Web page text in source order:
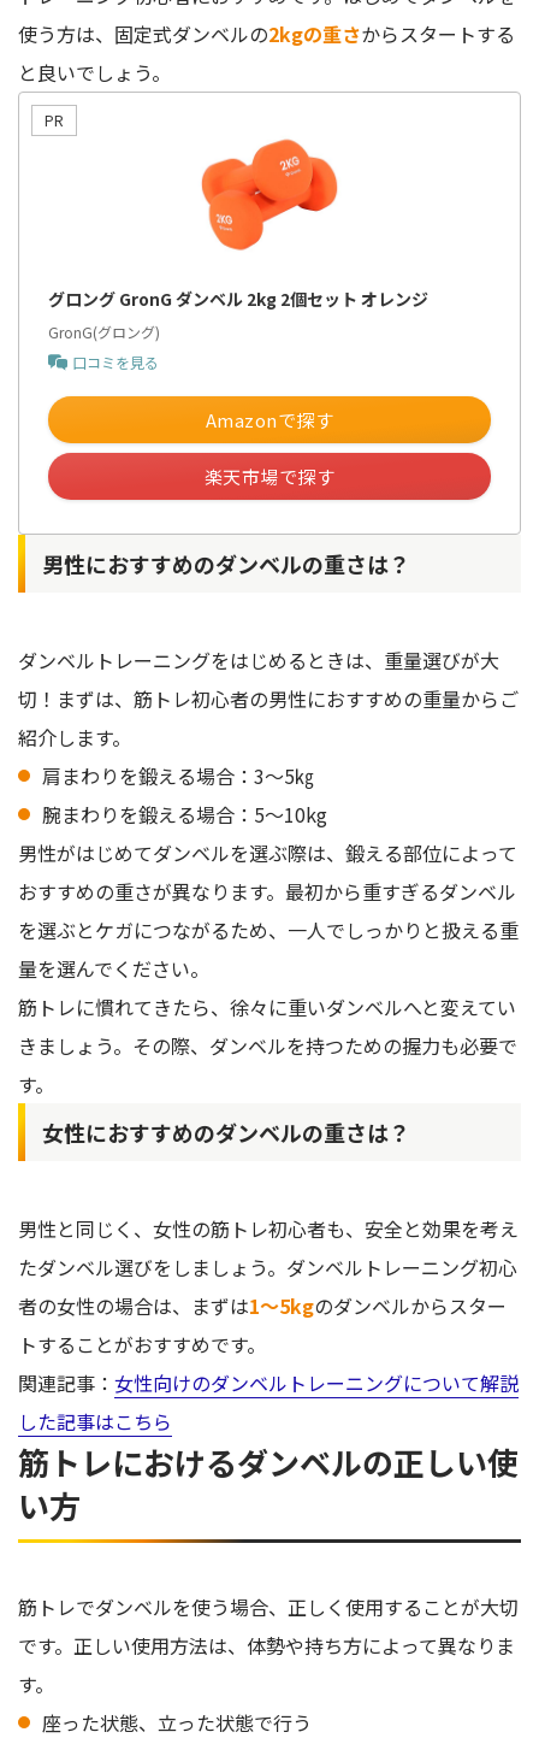
使う方は、固定式ダンベルの2kgの重さからスタートする
と良いでしょう。
グロング GronG ダンベル 2kg 2個セット オレンジ
GronG(グロング)
口コミを見る
Amazonで探す
楽天市場で探す
男性におすすめのダンベルの重さは？
ダンベルトレーニングをはじめるときは、重量選びが大
切！まずは、筋トレ初心者の男性におすすめの重量からご
紹介します。
肩まわりを鍛える場合：3～5㎏
腕まわりを鍛える場合：5～10kg
男性がはじめてダンベルを選ぶ際は、鍛える部位によって
おすすめの重さが異なります。最初から重すぎるダンベル
を選ぶとケガにつながるため、一人でしっかりと扱える重
量を選んでください。
筋トレに慣れてきたら、徐々に重いダンベルへと変えてい
きましょう。その際、ダンベルを持つための握力も必要で
す。
女性におすすめのダンベルの重さは？
男性と同じく、女性の筋トレ初心者も、安全と効果を考え
たダンベル選びをしましょう。ダンベルトレーニング初心
者の女性の場合は、まずは1〜5kgのダンベルからスター
トすることがおすすめです。
関連記事： 女性向けのダンベルトレーニングについて解説
した記事はこちら
筋トレにおけるダンベルの正しい使
い方
筋トレでダンベルを使う場合、正しく使用することが大切
です。正しい使用方法は、体勢や持ち方によって異なりま
す。
座った状態、立った状態で行う